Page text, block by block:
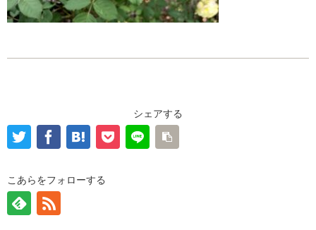
シェアする
こあらをフォローする